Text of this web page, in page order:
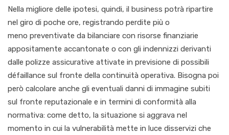
Nella migliore delle ipotesi, quindi, il business potrà ripartire
nel giro di poche ore, registrando perdite più o
meno preventivate da bilanciare con risorse finanziarie
appositamente accantonate o con gli indennizzi derivanti
dalle polizze assicurative attivate in previsione di possibili
défaillance sul fronte della continuità operativa. Bisogna poi
però calcolare anche gli eventuali danni di immagine subiti
sul fronte reputazionale e in termini di conformità alla
normativa: come detto, la situazione si aggrava nel
momento in cui la vulnerabilità mette in luce disservizi che